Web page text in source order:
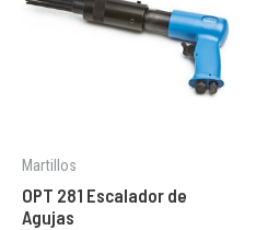
Martillos
OPT 281 Escalador de
Agujas